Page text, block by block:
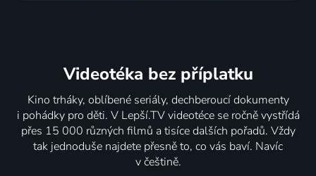
Videotéka bez příplatku
Kino trháky, oblíbené seriály, dechberoucí dokumenty
i pohádky pro děti. V Lepší.TV videotéce se ročně vystřídá
přes 15 000 různých filmů a tisíce dalších pořadů. Vždy
tak jednoduše najdete přesně to, co vás baví. Navíc
v češtině.